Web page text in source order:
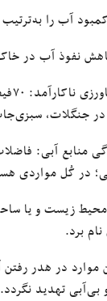
آب را
نفوذ آب در
سبزی‌جات و در مجموع
منابع آبی:
در کُل مواردی
زیست و یا
برد.
موارد در هدر
بی‌آبی تهدید نگردد.